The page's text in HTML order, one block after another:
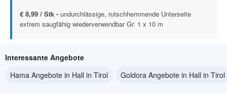
€ 8,99 / Stk - undurchlässige, rutschhemmende Unterseite
extrem saugfähig wiederverwendbar Gr. 1 x 10 m
Interessante Angebote
Hama Angebote in Hall in Tirol
Goldora Angebote in Hall in Tirol